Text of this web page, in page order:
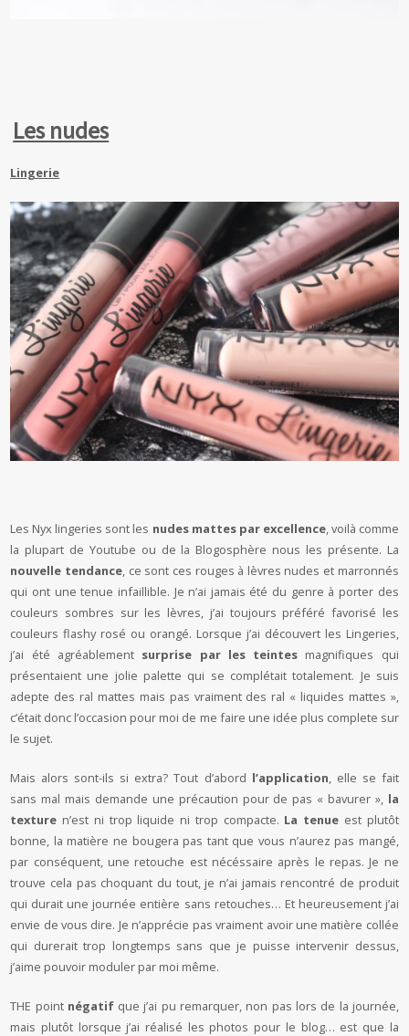
Les nudes
Lingerie
Les Nyx lingeries sont les nudes mattes par excellence, voilà comme
la plupart de Youtube ou de la Blogosphère nous les présente. La
nouvelle tendance, ce sont ces rouges à lèvres nudes et marronnés
qui ont une tenue infaillible. Je n’ai jamais été du genre à porter des
couleurs sombres sur les lèvres, j’ai toujours préféré favorisé les
couleurs flashy rosé ou orangé. Lorsque j’ai découvert les Lingeries,
j’ai été agréablement surprise par les teintes magnifiques qui
présentaient une jolie palette qui se complétait totalement. Je suis
adepte des ral mattes mais pas vraiment des ral « liquides mattes »,
c’était donc l’occasion pour moi de me faire une idée plus complete sur
le sujet.
Mais alors sont-ils si extra? Tout d’abord l’application , elle se fait
sans mal mais demande une précaution pour de pas « bavurer », la
texture n’est ni trop liquide ni trop compacte. La tenue est plutôt
bonne, la matière ne bougera pas tant que vous n’aurez pas mangé,
par conséquent, une retouche est nécéssaire après le repas. Je ne
trouve cela pas choquant du tout, je n’ai jamais rencontré de produit
qui durait une journée entière sans retouches… Et heureusement j’ai
envie de vous dire. Je n’apprécie pas vraiment avoir une matière collée
qui durerait trop longtemps sans que je puisse intervenir dessus,
j’aime pouvoir moduler par moi même.
THE point négatifque j’ai pu remarquer, non pas lors de la journée,
mais plutôt lorsque j’ai réalisé les photos pour le blog… est que la